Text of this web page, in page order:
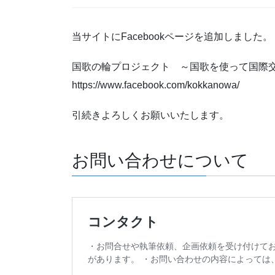
当サイトにFacebookページを追加しました。
国歌の輪プロジェクト ～国歌を使って国際
https://www.facebook.com/kokkanowa/
引続きよろしくお願いいたします。
お問い合わせについて